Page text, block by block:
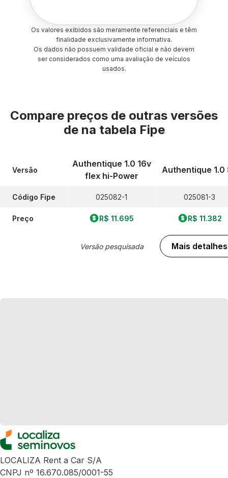
Os valores exibidos são meramente referenciais e têm
finalidade exclusivamente informativa.
Os dados não possuem validade oficial e não devem
ser considerados como uma avaliação de veículos
usados.
Compare preços de outras versões
de na tabela Fipe
Versão
Código Fipe
Preço
Authentique 1.0 16v
flex hi-Power
025082-1
R$ 11.695
Versão pesquisada
Authentique 1.0
025081-3
R$ 11.382
Mais detalhes
LOCALIZA Rent a Car S/A
CNPJ nº 16.670.085/0001-55